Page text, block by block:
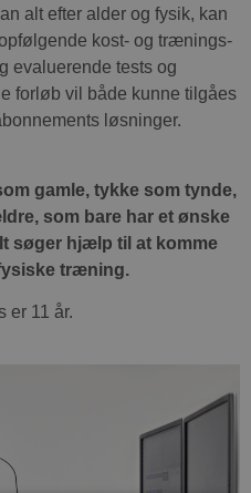
alt efter alder og fysik, kan
kost- og trænings-
evaluerende tests og
forløb vil både kunne tilgåes
løsninger.
gamle, tykke som tynde,
som bare har et ønske
søger hjælp til at komme
træning.
er 11 år.